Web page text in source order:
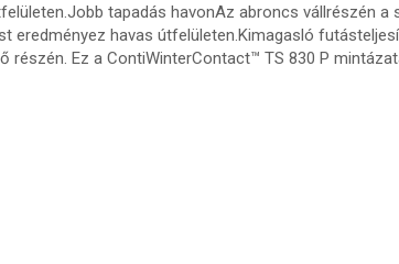
tapadás havonAz abroncs vállrészén a
eredményez havas útfelületen.Kimagasló
Ez a ContiWinterContact™ TS 830 P